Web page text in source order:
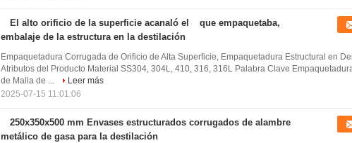
El alto orificio de la superficie acanaló el que empaquetaba,
embalaje de la estructura en la destilación
Empaquetadura Corrugada de Orificio de Alta Superficie, Empaquetadura Estructural en
Atributos del Producto Material SS304, 304L, 410, 316, 316L Palabra Clave
de Malla de ...
Leer más
2025-07-15 11:01:06
250x350x500 mm Envases estructurados corrugados de alambre
metálico de gasa para la destilación